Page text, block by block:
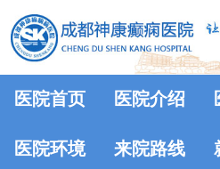
医院首页 医院介绍
医院环境 来院路线